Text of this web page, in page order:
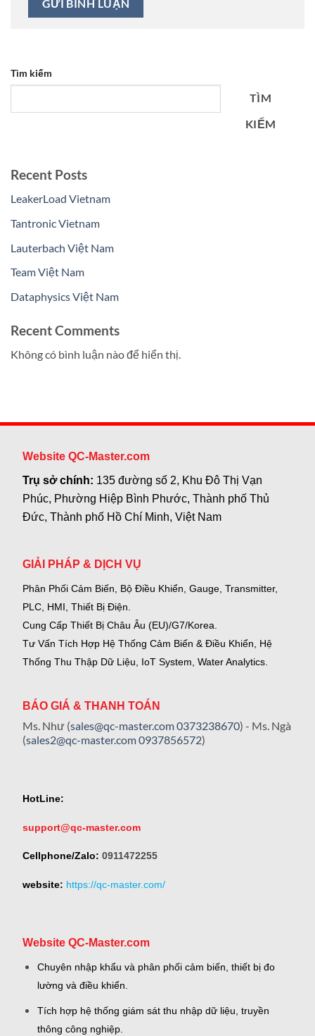
Tìm kiếm
TÌM
KIẾM
Recent Posts
LeakerLoad Vietnam
Tantronic Vietnam
Lauterbach Việt Nam
Team Việt Nam
Dataphysics Việt Nam
Recent Comments
Không có bình luận nào để hiển thị.
Website QC-Master.com
Trụ sở chính: 135 đường số 2, Khu Đô Thị Vạn
Phúc, Phường Hiệp Bình Phước, Thành phố Thủ
Đức, Thành phố Hồ Chí Minh, Việt Nam
GIẢI PHÁP & DỊCH VỤ
Phân Phối Cảm Biến, Bộ Điều Khiển, Gauge, Transmitter,
PLC, HMI, Thiết Bị Điện.
Cung Cấp Thiết Bị Châu Âu (EU)/G7/Korea.
Tư Vấn Tích Hợp Hệ Thống Cảm Biến & Điều Khiển, Hệ
Thống Thu Thập Dữ Liệu, IoT System, Water Analytics.
BÁO GIÁ & THANH TOÁN
Ms. Như (sales@qc-master.com0373238670) - Ms. Ngà
(sales2@qc-master.com0937856572)
HotLine:
support@qc-master.com
Cellphone/Zalo: 0911472255
website: https://qc-master.com/
Website QC-Master.com
Chuyên nhập khẩu và phân phối cảm biến, thiết bị đo
lường và điều khiển.
Tích hợp hệ thống giám sát thu nhập dữ liệu, truyền
thông công nghiệp.